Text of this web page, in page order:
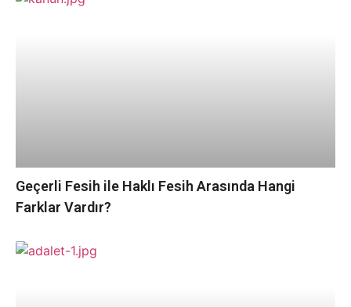
Geçerli Fesih ile Haklı Fesih Arasında Hangi
Farklar Vardır?